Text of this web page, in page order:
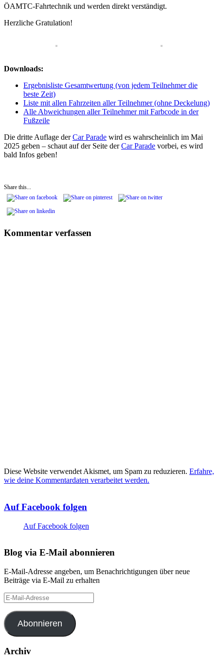
ÖAMTC-Fahrtechnik und werden direkt verständigt.
Herzliche Gratulation!
Downloads:
Ergebnisliste Gesamtwertung (von jedem Teilnehmer die
beste Zeit)
Liste mit allen Fahrzeiten aller Teilnehmer (ohne Deckelung)
Alle Abweichungen aller Teilnehmer mit Farbcode in der
Fußzeile
Die dritte Auflage derCar Parade wird es wahrscheinlich im Mai
2025 geben – schaut auf der Seite derCar Parade vorbei, es wird
bald Infos geben!
Share this...
Kommentar verfassen
Diese Website verwendet Akismet, um Spam zu reduzieren. Erfahre,
wie deine Kommentardaten verarbeitet werden.
Auf Facebook folgen
Auf Facebook folgen
Blog via E-Mail abonnieren
E-Mail-Adresse angeben, um Benachrichtigungen über neue
Beiträge via E-Mail zu erhalten
E-
Mail-
Adresse
Abonnieren
Archiv